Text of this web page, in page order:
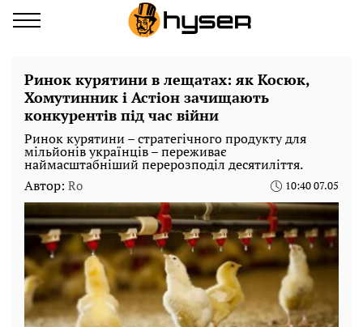
Ринок курятини в лещатах: як Косюк,
Хомутинник і Астіон зачищають
конкурентів під час війни
Ринок курятини – стратегічного продукту для
мільйонів українців – переживає
наймасштабніший перерозподіл десятиліття.
Автор: Ro 10:40 07.05